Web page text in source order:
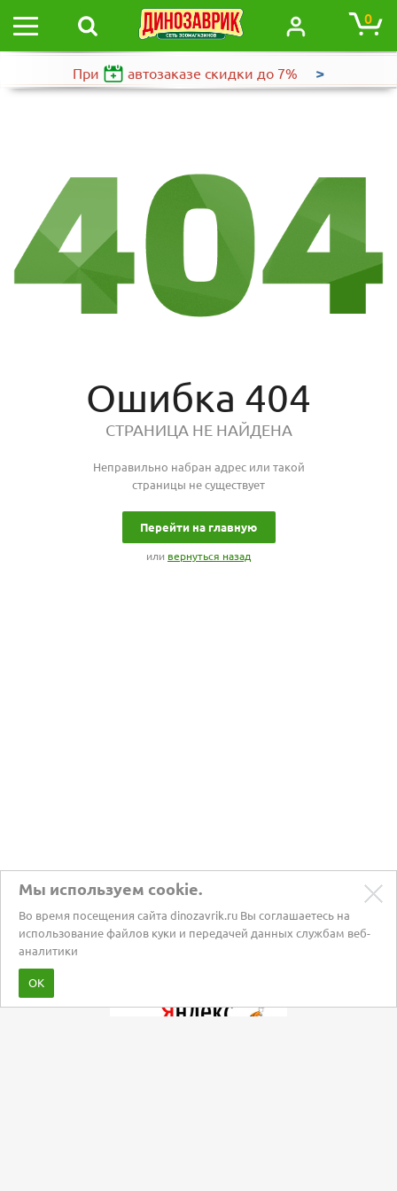
0
При автозаказе скидки до 7% >
Ошибка 404
СТРАНИЦА НЕ НАЙДЕНА
Неправильно набран адрес или такой
страницы не существует
Перейти на главную
или вернуться назад
Мы используем cookie.
Во время посещения сайта dinozavrik.ru Вы соглашаетесь на
использование файлов куки и передачей данных службам веб-
аналитики
ОК